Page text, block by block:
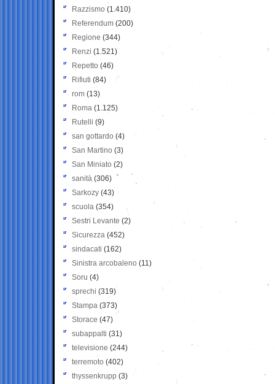
Razzismo (1.410)
Referendum (200)
Regione (344)
Renzi (1.521)
Repetto (46)
Rifiuti (84)
rom (13)
Roma (1.125)
Rutelli (9)
san gottardo (4)
San Martino (3)
San Miniato (2)
sanità (306)
Sarkozy (43)
scuola (354)
Sestri Levante (2)
Sicurezza (452)
sindacati (162)
Sinistra arcobaleno (11)
Soru (4)
sprechi (319)
Stampa (373)
Storace (47)
subappalti (31)
televisione(244)
terremoto (402)
thyssenkrupp (3)